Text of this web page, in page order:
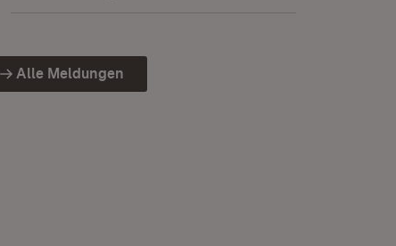
Alle Meldungen